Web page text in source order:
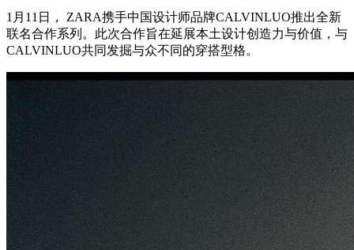
1月11日， ZARA携手中国设计师品牌CALVINLUO推出全新
联名合作系列。此次合作旨在延展本土设计创造力与价值，与
CALVINLUO共同发掘与众不同的穿搭型格。